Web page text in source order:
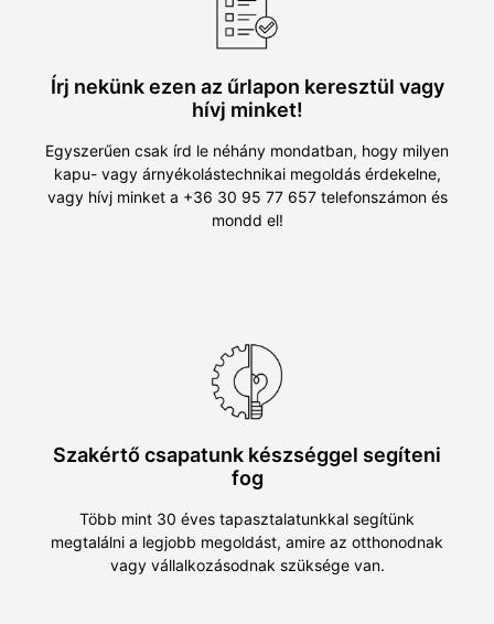
Írj nekünk ezen az űrlapon keresztül vagy
hívj minket!
Egyszerűen csak írd le néhány mondatban, hogy milyen
kapu- vagy árnyékolástechnikai megoldás érdekelne,
vagy hívj minket a +36 30 95 77 657 telefonszámon és
mondd el!
Szakértő csapatunk készséggel segíteni
fog
Több mint 30 éves tapasztalatunkkal segítünk
megtalálni a legjobb megoldást, amire az otthonodnak
vagy vállalkozásodnak szüksége van.